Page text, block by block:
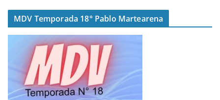
MDV Temporada 18° Pablo Martearena